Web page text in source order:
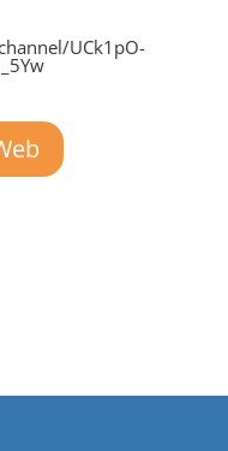
UCk1pO-